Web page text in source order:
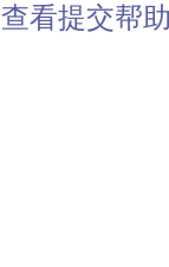
查看提交帮